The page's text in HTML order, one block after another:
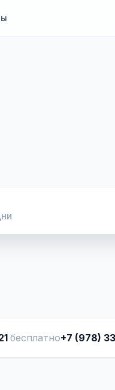
бесплатно+7 (978)